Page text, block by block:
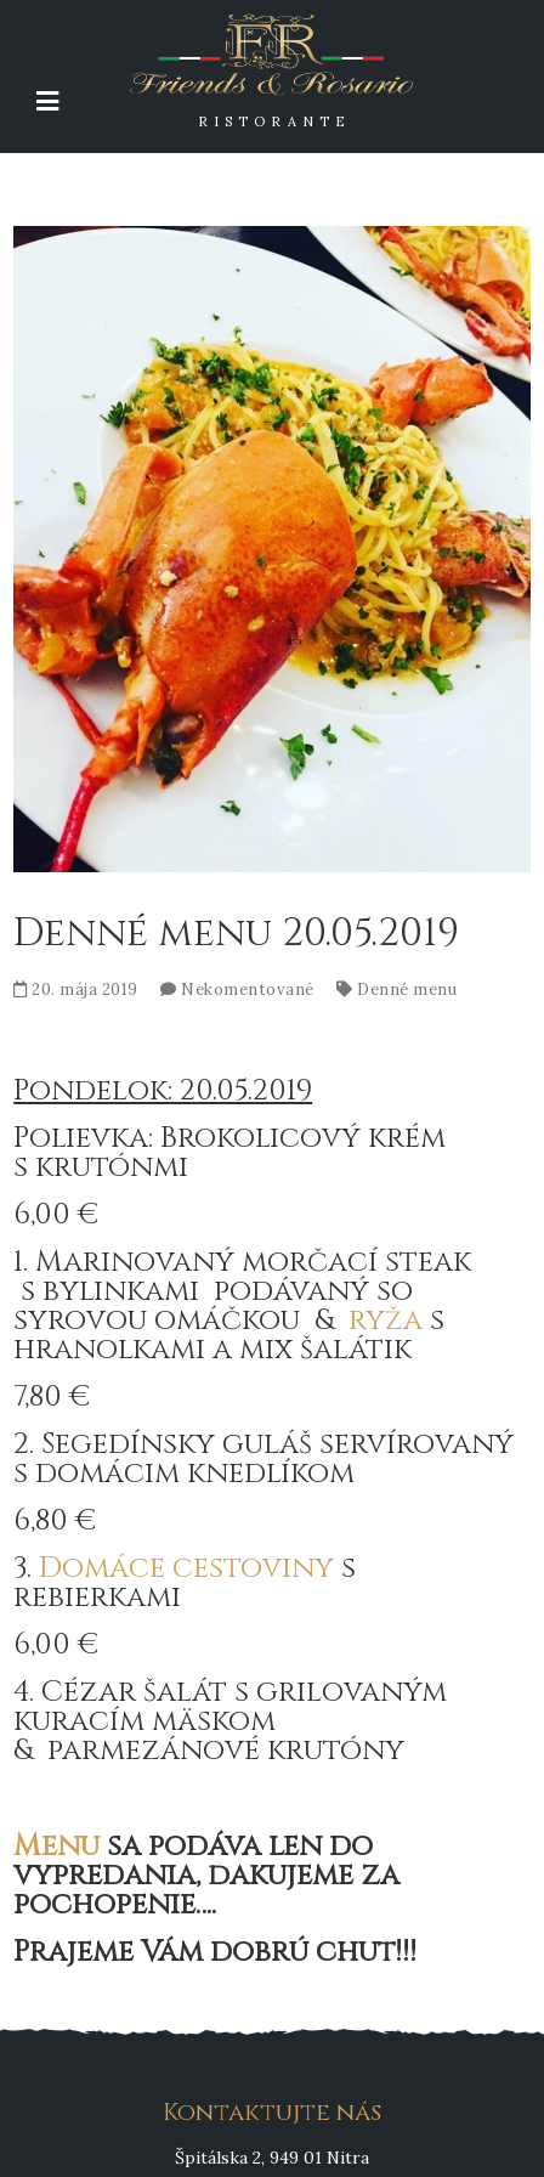
RISTORANTE
Denné menu 20.05.2019
20. mája 2019 Nekomentované Denné menu
Pondelok: 20.05.2019
Polievka: Brokolicový krém
s krutónmi
6,00 €
1. Marinovaný morčací steak
s bylinkami podávaný so
syrovou omáčkou & ryža s
hranolkami a mix šalátik
7,80 €
2. Segedínsky guláš servírovaný
s domácim knedlíkom
6,80 €
3. Domáce cestoviny s
rebierkami
6,00 €
4. Cézar šalát s grilovaným
kuracím mäskom
& parmezánové krutóny
Menusa podáva len do
vypredania, ďakujeme za
pochopenie….
Prajeme Vám dobrú chuť!!!
Kontaktujte nás
Špitálska 2, 949 01 Nitra